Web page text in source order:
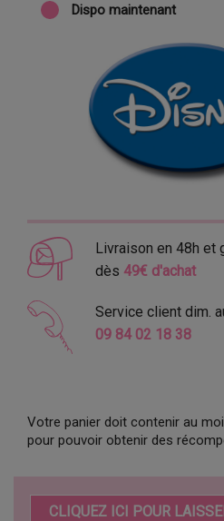
Dispo maintenant
Livraison en 48h et
dès 49€ d'achat
Service client dim.
09 84 02 18 38
Votre panier doit contenir au
pour pouvoir obtenir des
CLIQUEZ ICI POUR